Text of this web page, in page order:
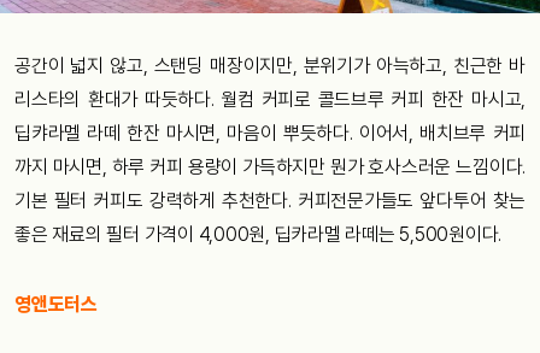
공간이 넓지 않고, 스탠딩 매장이지만, 분위기가 아늑하고, 친근한 바
리스타의 환대가 따듯하다. 월컴 커피로 콜드브루 커피 한잔 마시고,
딥캬라멜 라떼 한잔 마시면, 마음이 뿌듯하다. 이어서, 배치브루 커피
까지 마시면, 하루 커피 용량이 가득하지만 뭔가 호사스러운 느낌이다.
기본 필터 커피도 강력하게 추천한다. 커피전문가들도 앞다투어 찾는
좋은 재료의 필터 가격이 4,000원, 딥카라멜 라떼는 5,500원이다.
영앤도터스